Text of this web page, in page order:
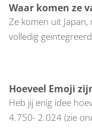
Waar komen ze
Ze komen uit
volledig
Hoeveel Emoji
Heb jij enig idee
4.750- 2.024 (zie